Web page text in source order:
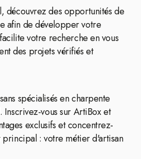
découvrez des opportunités de
afin de développer votre
votre recherche en vous
des projets vérifiés et
spécialisés en charpente
vous sur ArtiBox et
exclusifs et concentrez-
principal : votre métier d'artisan